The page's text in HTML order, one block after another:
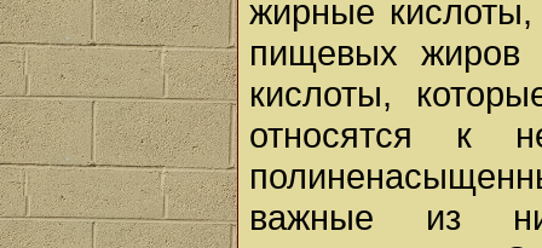
жирные
пищевых жиров
кислоты,
относятся к
важные из